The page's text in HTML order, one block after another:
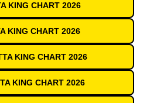
KING CHART 2026
KING CHART 2026
KING CHART 2026
KING CHART 2026